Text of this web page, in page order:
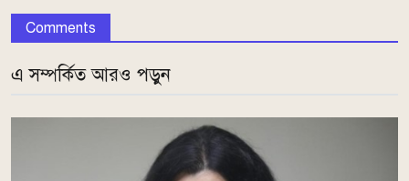
Comments
এ সম্পর্কিত আরও পড়ুন